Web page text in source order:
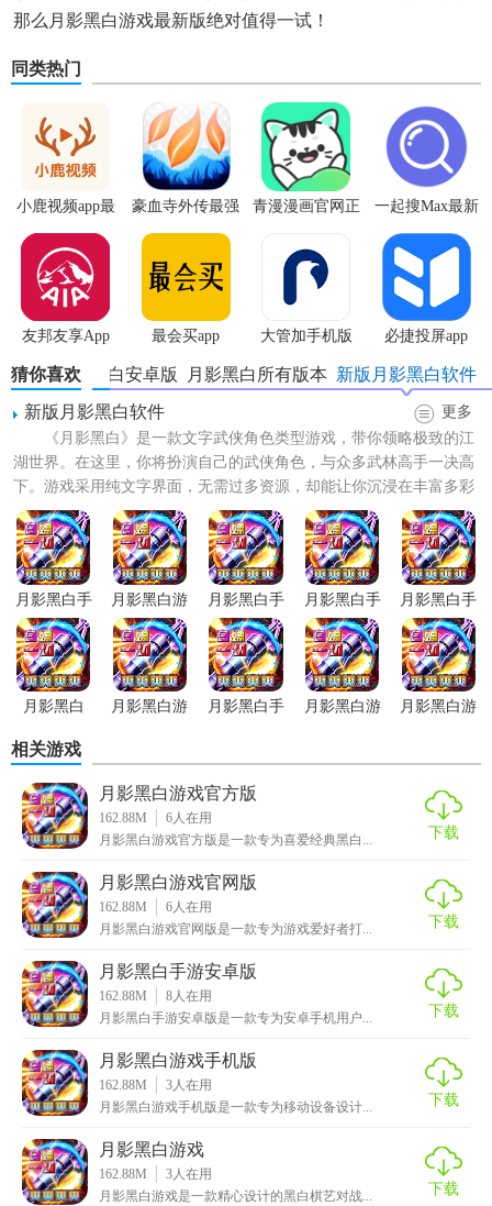
那么月影黑白游戏最新版绝对值得一试！
同类热门
小鹿视频app最
新版
豪血寺外传最强
传说无限血版
青漫漫画官网正
一起搜Max最新
版
友邦友享App 最会买app 大管加手机版 必捷投屏app
猜你喜欢 新版月影黑白软件
月影黑白所有版本
月影黑白安卓版
新版月影黑白软件
更多
《月影黑白》是一款文字武侠角色类型游戏，带你领略极致的江
湖世界。在这里，你将扮演自己的武侠角色，与众多武林高手一决高
下。游戏采用纯文字界面，无需过多资源，却能让你沉浸在丰富多彩
的武侠故事中。最新版本的...
月影黑白手
游正式版
月影黑白游
戏官网版
月影黑白手
游安装
月影黑白手
游正版
月影黑白手
游安卓版
月影黑白
月影黑白游
月影黑白手
月影黑白游
月影黑白游
相关游戏
月影黑白游戏官方版
162.88M 6 人在用
月影黑白游戏官方版是一款专为喜爱经典黑白...
下载
月影黑白游戏官网版
162.88M 6 人在用
月影黑白游戏官网版是一款专为游戏爱好者打...
下载
月影黑白手游安卓版
162.88M 8 人在用
月影黑白手游安卓版是一款专为安卓手机用户...
下载
月影黑白游戏手机版
162.88M 3 人在用
月影黑白游戏手机版是一款专为移动设备设计...
下载
月影黑白游戏
162.88M 3 人在用
月影黑白游戏是一款精心设计的黑白棋艺对战...
下载